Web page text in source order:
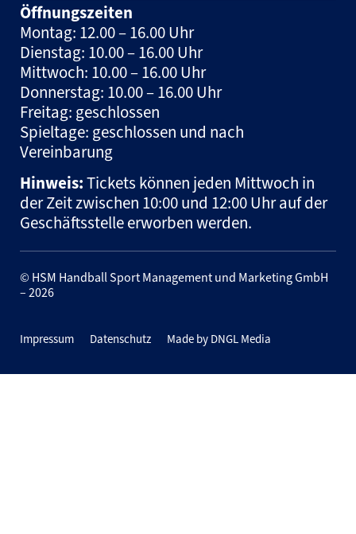
Öffnungszeiten
Montag: 12.00 – 16.00 Uhr
Dienstag: 10.00 – 16.00 Uhr
Mittwoch: 10.00 – 16.00 Uhr
Donnerstag: 10.00 – 16.00 Uhr
Freitag: geschlossen
Spieltage: geschlossen und nach
Vereinbarung
Hinweis:Tickets können jeden Mittwoch in
der Zeit zwischen 10:00 und 12:00 Uhr auf der
Geschäftsstelle erworben werden.
© HSM Handball Sport Management und Marketing GmbH
– 2026
Impressum Datenschutz Made by DNGL Media